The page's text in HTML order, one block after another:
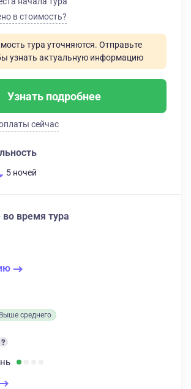
в стоимость?
тура уточняются. Отправьте
узнать актуальную информацию
Узнать подробнее
сейчас
5 ночей
время тура
Выше среднего